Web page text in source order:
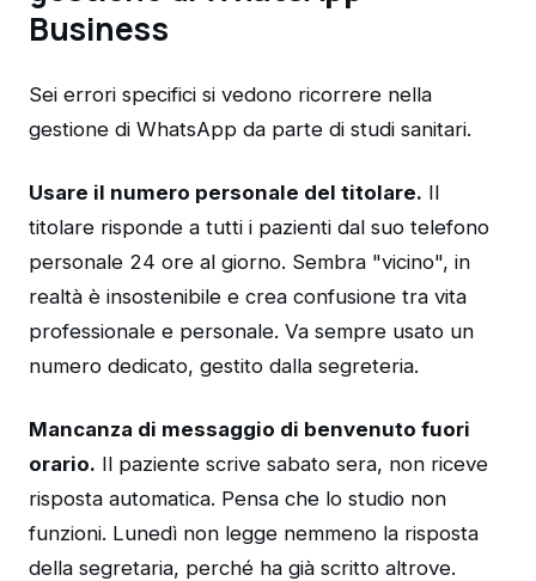
Business
Sei errori specifici si vedono ricorrere nella
gestione di WhatsApp da parte di studi sanitari.
Usare il numero personale del titolare. Il
titolare risponde a tutti i pazienti dal suo telefono
personale 24 ore al giorno. Sembra "vicino", in
realtà è insostenibile e crea confusione tra vita
professionale e personale. Va sempre usato un
numero dedicato, gestito dalla segreteria.
Mancanza di messaggio di benvenuto fuori
orario. Il paziente scrive sabato sera, non riceve
risposta automatica. Pensa che lo studio non
funzioni. Lunedì non legge nemmeno la risposta
della segretaria, perché ha già scritto altrove.